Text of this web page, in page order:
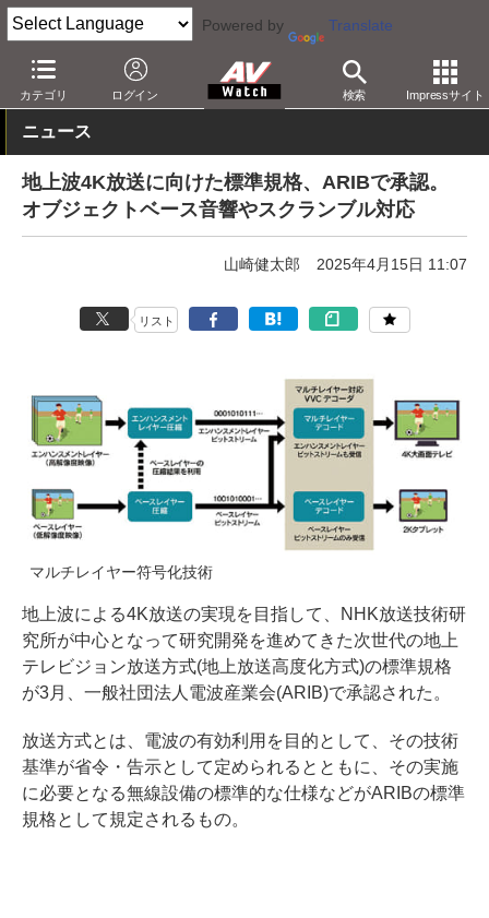
Powered by Translate
カテゴリ ログイン 検索 Impressサイト
AV Watch 動向 技術・デバイス その他
ニュース
地上波4K放送に向けた標準規格、ARIBで承認。
オブジェクトベース音響やスクランブル対応
山崎健太郎 2025年4月15日 11:07
リスト
マルチレイヤー符号化技術
地上波による4K放送の実現を目指して、NHK放送技術研
究所が中心となって研究開発を進めてきた次世代の地上
テレビジョン放送方式(地上放送高度化方式)の標準規格
が3月、一般社団法人電波産業会(ARIB)で承認された。
放送方式とは、電波の有効利用を目的として、その技術
基準が省令・告示として定められるとともに、その実施
に必要となる無線設備の標準的な仕様などがARIBの標準
規格として規定されるもの。